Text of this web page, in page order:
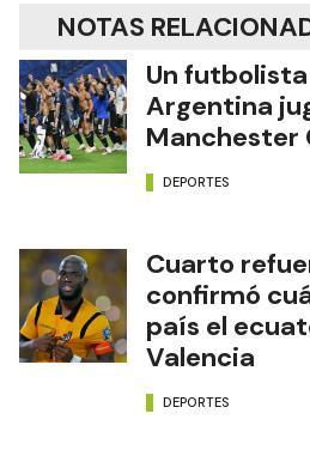
NOTAS
Un
Argentina
Manchester
DEPORTES
Cuarto
confirmó
país el
Valencia
DEPORTES